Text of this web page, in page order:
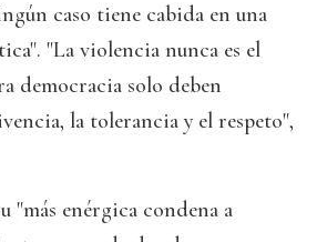
caso tiene cabida en una
"La violencia nunca es el
democracia solo deben
la tolerancia y el respeto",
"más enérgica condena a